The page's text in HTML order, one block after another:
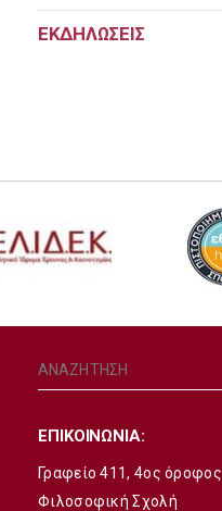
ΕΚΔΗΛΩΣΕΙΣ
ΕΠΙΚΟΙΝΩΝΙΑ:
Γραφείο 411, 4ος όροφος
Φιλοσοφική Σχολή